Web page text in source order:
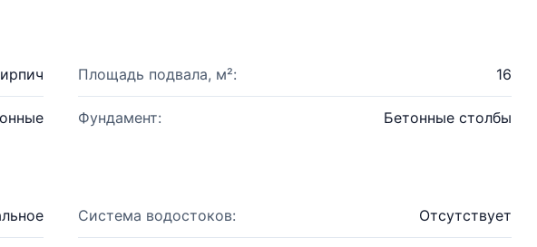
Площадь подвала, м²: 16
Фундамент: Бетонные столбы
Система водостоков: Отсутствует